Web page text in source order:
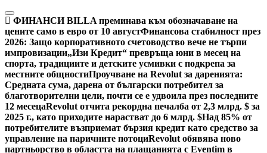
Skip
to
content
ФИНАНСИ BILLA преминава към обозначаване на
цените само в евро от 10 августФинансова стабилност през
2026: Защо корпоративното счетоводство вече не търпи
импровизации„Изи Кредит“ превръща юни в месец на
спорта, традициите и детските усмивки с подкрепа за
местните общностиПроучване на Revolut за даренията:
Средната сума, дарена от български потребител за
благотворителни цели, почти се е удвоила през последните
12 месецаRevolut отчита рекордна печалба от 2,3 млрд. $ за
2025 г., като приходите нарастват до 6 млрд. $Над 85% от
потребителите възприемат бързия кредит като средство за
управление на паричните потоциRevolut обявява ново
партньорство в областта на плащанията с Eventim в